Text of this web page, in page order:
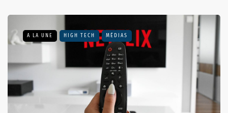
A LA UNE HIGH TECH MÉDIAS